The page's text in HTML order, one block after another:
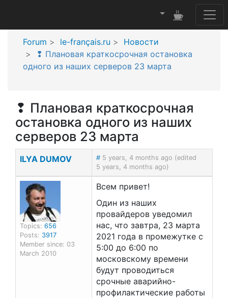
Forum le-français.ru
Новости
❢ Плановая краткосрочная остановка
одного из наших серверов 23 марта
❢ Плановая краткосрочная
остановка одного из наших
серверов 23 марта
ILYA DUMOV # 5 years, 4 months ago (edited
5 years, 4 months ago)
Topics: 656
Posts: 3917
Member since: 03
March 2010
Всем привет!
Один из наших
провайдеров уведомил
нас, что завтра, 23 марта
2021 года в промежутке с
5:00 до 6:00 по
московскому времени
будут проводиться
срочные аварийно-
профилактические работы